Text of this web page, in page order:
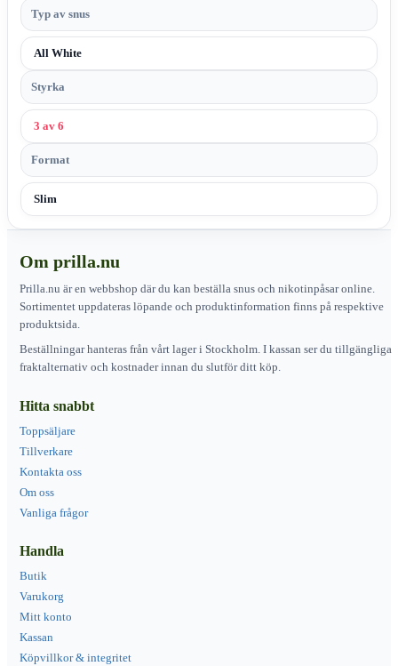
Typ av snus
All White
Styrka
3 av 6
Format
Slim
Om prilla.nu
Prilla.nu är en webbshop där du kan beställa snus och nikotinpåsar online.
Sortimentet uppdateras löpande och produktinformation finns på respektive
produktsida.
Beställningar hanteras från vårt lager i Stockholm. I kassan ser du tillgängliga
fraktalternativ och kostnader innan du slutför ditt köp.
Hitta snabbt
Toppsäljare
Tillverkare
Kontakta oss
Om oss
Vanliga frågor
Handla
Butik
Varukorg
Mitt konto
Kassan
Köpvillkor & integritet